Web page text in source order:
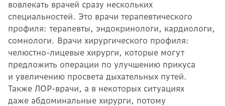
вовлекать врачей сразу нескольких
специальностей. Это врачи терапевтического
профиля: терапевты, эндокринологи, кардиологи,
сомнологи. Врачи хирургического профиля:
челюстно-лицевые хирурги, которые могут
предложить операции по улучшению прикуса
и увеличению просвета дыхательных путей.
Также ЛОР-врачи, а в некоторых ситуациях
даже абдоминальные хирурги, потому